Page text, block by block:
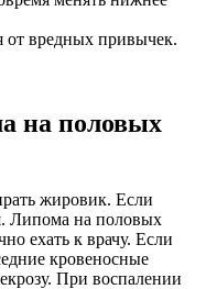
от вредных привычек.
на половых
жировик. Если
Липома на половых
ехать к врачу. Если
кровеносные
При воспалении